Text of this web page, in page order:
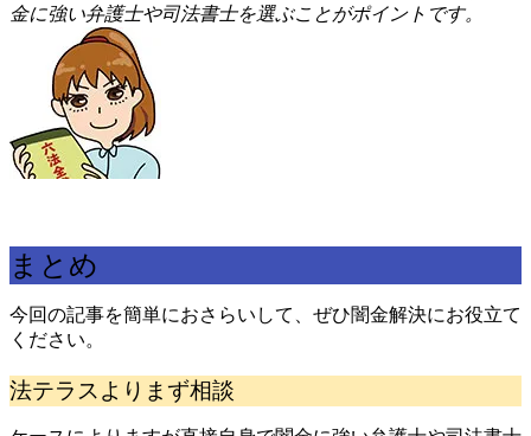
金に強い弁護士や司法書士を選ぶことがポイントです。
まとめ
今回の記事を簡単におさらいして、ぜひ闇金解決にお役立て
ください。
法テラスよりまず相談